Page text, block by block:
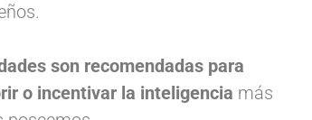
son recomendadas para
o incentivar la inteligencia más